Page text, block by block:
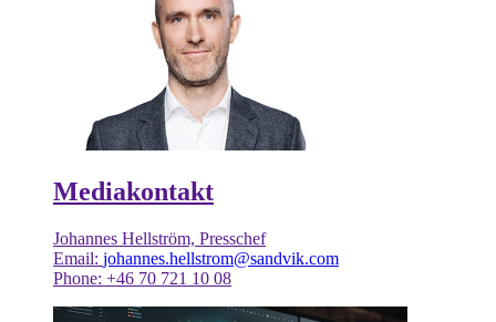
Mediakontakt
Johannes Hellström, Presschef
Email: johannes.hellstrom@sandvik.com
Phone: +46 70 721 10 08